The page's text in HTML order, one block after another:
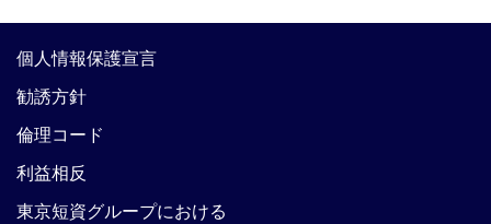
個人情報保護宣言
勧誘方針
倫理コード
利益相反
東京短資グループにおける